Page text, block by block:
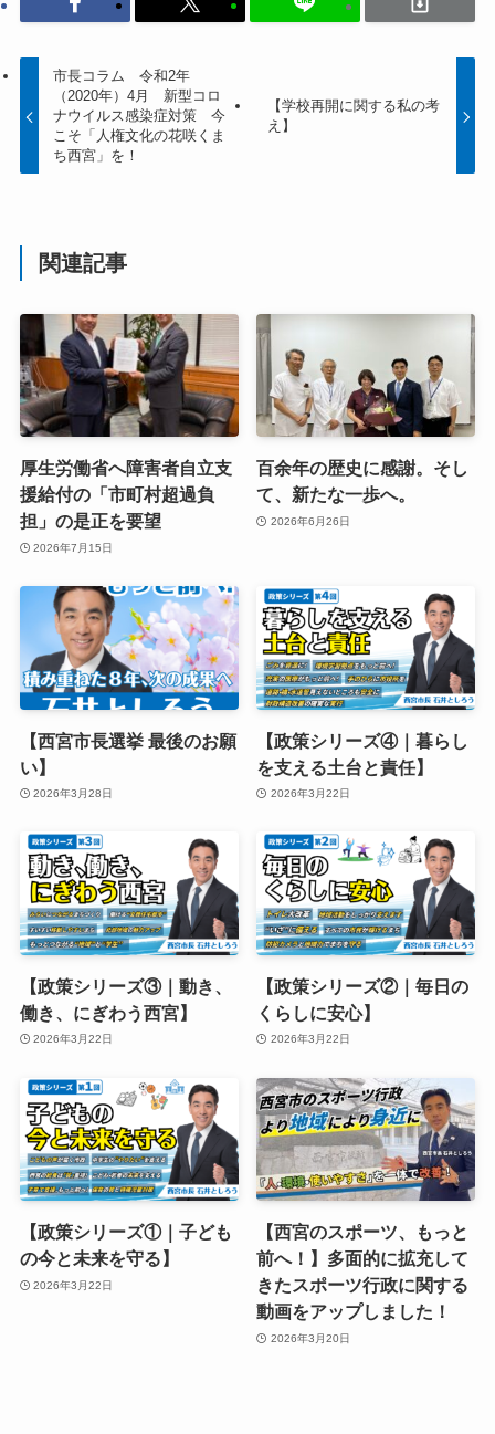
市長コラム 令和2年
（2020年）4月 新型コロ
ナウイルス感染症対策 今
こそ「人権文化の花咲くま
ち西宮」を！
【学校再開に関する私の考
え】
関連記事
厚生労働省へ障害者自立支
援給付の「市町村超過負
担」の是正を要望
2026年7月15日
百余年の歴史に感謝。そし
て、新たな一歩へ。
2026年6月26日
【西宮市長選挙 最後のお願
い】
2026年3月28日
【政策シリーズ④｜暮らし
を支える土台と責任】
2026年3月22日
【政策シリーズ③｜動き、
働き、にぎわう西宮】
2026年3月22日
【政策シリーズ②｜毎日の
くらしに安心】
2026年3月22日
【政策シリーズ①｜子ども
の今と未来を守る】
2026年3月22日
【西宮のスポーツ、もっと
前へ！】多面的に拡充して
きたスポーツ行政に関する
動画をアップしました！
2026年3月20日